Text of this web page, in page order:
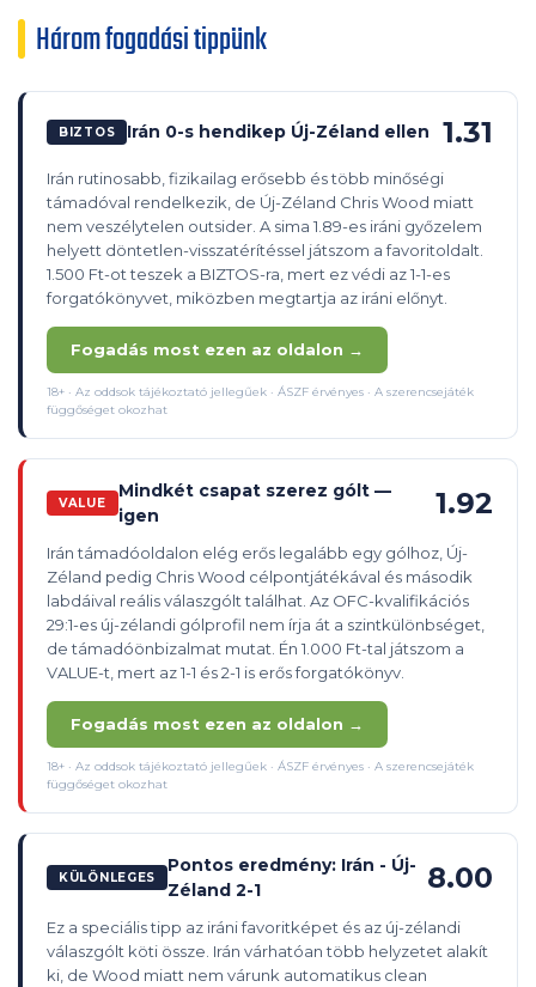
Három fogadási tippünk
BIZTOS Irán 0-s hendikep Új-Zéland ellen 1.31
Irán rutinosabb, fizikailag erősebb és több minőségi
támadóval rendelkezik, de Új-Zéland Chris Wood miatt
nem veszélytelen outsider. A sima 1.89-es iráni győzelem
helyett döntetlen-visszatérítéssel játszom a favoritoldalt.
1.500 Ft-ot teszek a BIZTOS-ra, mert ez védi az 1-1-es
forgatókönyvet, miközben megtartja az iráni előnyt.
Fogadás most ezen az oldalon →
18+ · Az oddsok tájékoztató jellegűek · ÁSZF érvényes · A szerencsejáték
függőséget okozhat
VALUE
Mindkét csapat szerez gólt —
igen
1.92
Irán támadóoldalon elég erős legalább egy gólhoz, Új-
Zéland pedig Chris Wood célpontjátékával és második
labdáival reális válaszgólt találhat. Az OFC-kvalifikációs
29:1-es új-zélandi gólprofil nem írja át a szintkülönbséget,
de támadóönbizalmat mutat. Én 1.000 Ft-tal játszom a
VALUE-t, mert az 1-1 és 2-1 is erős forgatókönyv.
Fogadás most ezen az oldalon →
18+ · Az oddsok tájékoztató jellegűek · ÁSZF érvényes · A szerencsejáték
függőséget okozhat
KÜLÖNLEGES
Pontos eredmény: Irán - Új-
Zéland 2-1
8.00
Ez a speciális tipp az iráni favoritképet és az új-zélandi
válaszgólt köti össze. Irán várhatóan több helyzetet alakít
ki, de Wood miatt nem várunk automatikus clean